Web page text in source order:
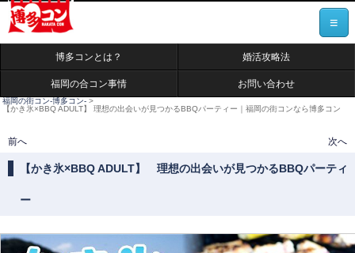
≡
博多コンとは？ 婚活攻略法
福岡の合コン事情 お問い合わせ
福岡の街コン-博多コン- >
【かき氷×BBQ ADULT】 理想の出会いが見つかるBBQパーティー｜福岡の街コンなら博多コン
投稿ナビゲーション
前へ 次へ
【かき氷×BBQ ADULT】 理想の出会いが見つかるBBQパーティ
ー